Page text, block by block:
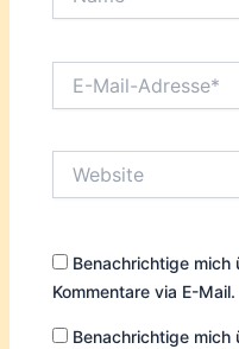
Mail-
Benachrichtige mich
Kommentare via E-Mail.
Benachrichtige mich